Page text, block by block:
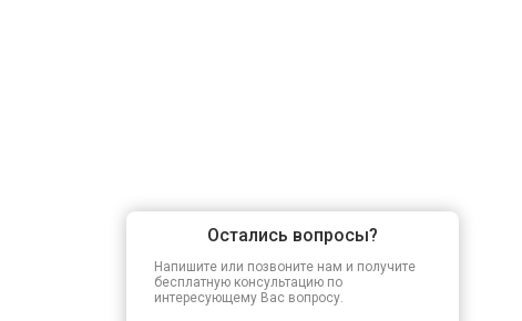
Остались вопросы?
Напишите или позвоните нам и получите
бесплатную консультацию по
интересующему Вас вопросу.